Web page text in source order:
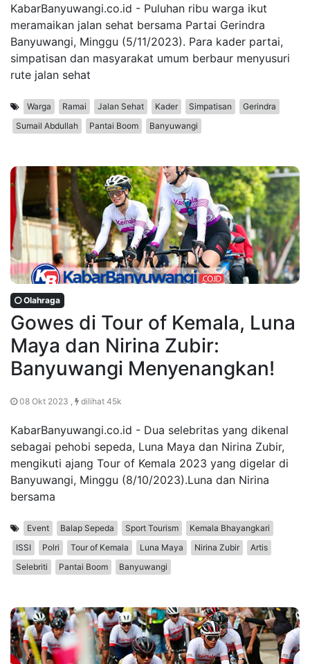
KabarBanyuwangi.co.id - Puluhan ribu warga ikut
meramaikan jalan sehat bersama Partai Gerindra
Banyuwangi, Minggu (5/11/2023). Para kader partai,
simpatisan dan masyarakat umum berbaur menyusuri
rute jalan sehat
Warga Ramai Jalan Sehat Kader Simpatisan
Gerindra
Sumail Abdullah
Pantai Boom Banyuwangi
Olahraga
Gowes di Tour of Kemala, Luna
Maya dan Nirina Zubir:
Banyuwangi Menyenangkan!
08 Okt 2023 , dilihat 45k
KabarBanyuwangi.co.id - Dua selebritas yang dikenal
sebagai pehobi sepeda, Luna Maya dan Nirina Zubir,
mengikuti ajang Tour of Kemala 2023 yang digelar di
Banyuwangi, Minggu (8/10/2023).Luna dan Nirina
bersama
Event Balap Sepeda Sport Tourism
Kemala Bhayangkari
ISSI
Polri Tour of Kemala Luna Maya Nirina Zubir
Artis
Selebriti
Pantai Boom Banyuwangi